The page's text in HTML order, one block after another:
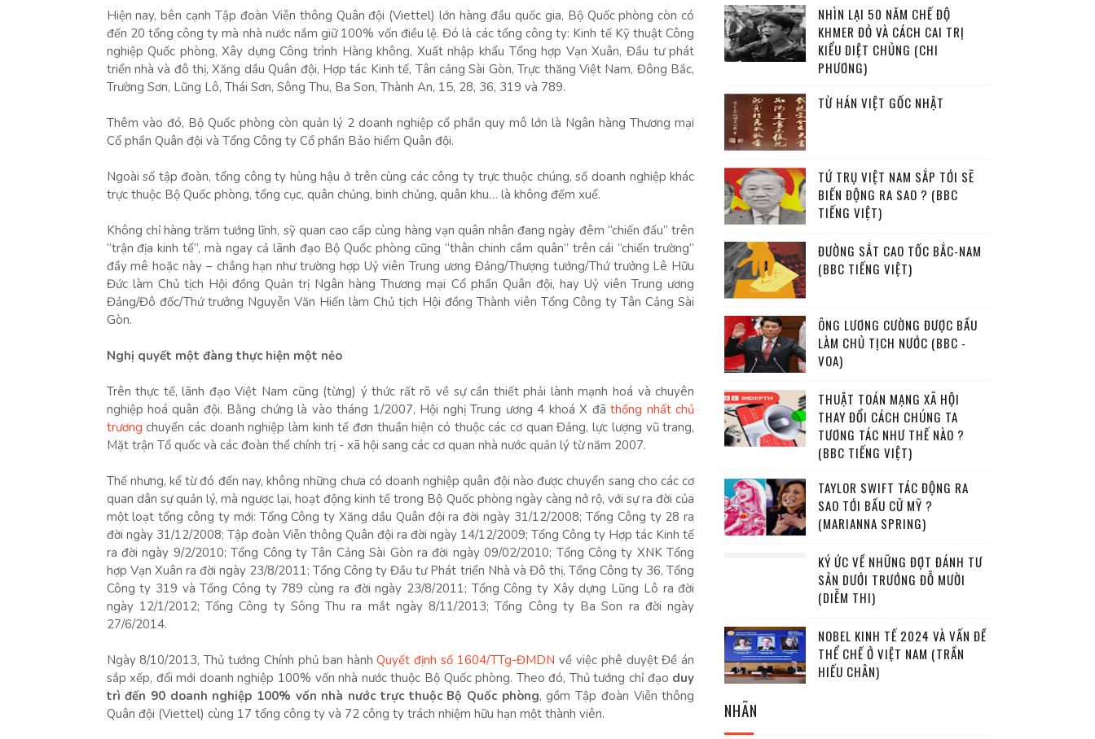
Hiện nay, bên cạnh Tập đoàn Viễn thông Quân đội (Viettel) lớn hàng đầu quốc gia, Bộ Quốc phòng còn có
đến 20 tổng công ty mà nhà nước nắm giữ 100% vốn điều lệ. Đó là các tổng công ty: Kinh tế Kỹ thuật Công
nghiệp Quốc phòng, Xây dựng Công trình Hàng không, Xuất nhập khẩu Tổng hợp Vạn Xuân, Đầu tư phát
triển nhà và đô thị, Xăng dầu Quân đội, Hợp tác Kinh tế, Tân cảng Sài Gòn, Trực thăng Việt Nam, Đông Bắc,
Trường Sơn, Lũng Lô, Thái Sơn, Sông Thu, Ba Son, Thành An, 15, 28, 36, 319 và 789.
Thêm vào đó, Bộ Quốc phòng còn quản lý 2 doanh nghiệp cổ phần quy mô lớn là Ngân hàng Thương mại
Cổ phần Quân đội và Tổng Công ty Cổ phần Bảo hiểm Quân đội.
Ngoài số tập đoàn, tổng công ty hùng hậu ở trên cùng các công ty trực thuộc chúng, số doanh nghiệp khác
trực thuộc Bộ Quốc phòng, tổng cục, quân chủng, binh chủng, quân khu… là không đếm xuể.
Không chỉ hàng trăm tướng lĩnh, sỹ quan cao cấp cùng hàng vạn quân nhân đang ngày đêm “chiến đấu” trên
“trận địa kinh tế”, mà ngay cả lãnh đạo Bộ Quốc phòng cũng “thân chinh cầm quân” trên cái “chiến trường”
đầy mê hoặc này – chẳng hạn như trường hợp Uỷ viên Trung ương Đảng/Thượng tướng/Thứ trưởng Lê Hữu
Đức làm Chủ tịch Hội đồng Quản trị Ngân hàng Thương mại Cổ phần Quân đội, hay Uỷ viên Trung ương
Đảng/Đô đốc/Thứ trưởng Nguyễn Văn Hiến làm Chủ tịch Hội đồng Thành viên Tổng Công ty Tân Cảng Sài
Gòn.
Nghị quyết một đàng thực hiện một nẻo
Trên thực tế, lãnh đạo Việt Nam cũng (từng) ý thức rất rõ về sự cần thiết phải lành mạnh hoá và chuyên
nghiệp hoá quân đội. Bằng chứng là vào tháng 1/2007, Hội nghị Trung ương 4 khoá X đãthống nhất chủ
trương chuyển các doanh nghiệp làm kinh tế đơn thuần hiện có thuộc các cơ quan Đảng, lực lượng vũ trang,
Mặt trận Tổ quốc và các đoàn thể chính trị - xã hội sang các cơ quan nhà nước quản lý từ năm 2007.
Thế nhưng, kể từ đó đến nay, không những chưa có doanh nghiệp quân đội nào được chuyển sang cho các cơ
quan dân sự quản lý, mà ngược lại, hoạt động kinh tế trong Bộ Quốc phòng ngày càng nở rộ, với sự ra đời của
một loạt tổng công ty mới: Tổng Công ty Xăng dầu Quân đội ra đời ngày 31/12/2008; Tổng Công ty 28 ra
đời ngày 31/12/2008; Tập đoàn Viễn thông Quân đội ra đời ngày 14/12/2009; Tổng Công ty Hợp tác Kinh tế
ra đời ngày 9/2/2010; Tổng Công ty Tân Cảng Sài Gòn ra đời ngày 09/02/2010; Tổng Công ty XNK Tổng
hợp Vạn Xuân ra đời ngày 23/8/2011; Tổng Công ty Đầu tư Phát triển Nhà và Đô thị, Tổng Công ty 36, Tổng
Công ty 319 và Tổng Công ty 789 cùng ra đời ngày 23/8/2011; Tổng Công ty Xây dựng Lũng Lô ra đời
ngày 12/1/2012; Tổng Công ty Sông Thu ra mắt ngày 8/11/2013; Tổng Công ty Ba Son ra đời ngày
27/6/2014.
Ngày 8/10/2013, Thủ tướng Chính phủ ban hànhQuyết định số 1604/TTg-ĐMDN về việc phê duyệt Đề án
sắp xếp, đổi mới doanh nghiệp 100% vốn nhà nước thuộc Bộ Quốc phòng. Theo đó, Thủ tướng chỉ đạo duy
trì đến 90 doanh nghiệp 100% vốn nhà nước trực thuộc Bộ Quốc phòng, gồm Tập đoàn Viễn thông
Quân đội (Viettel) cùng 17 tổng công ty và 72 công ty trách nhiệm hữu hạn một thành viên.
NHÌN LẠI 50 NĂM CHẾ ĐỘ
KHMER ĐỎ VÀ CÁCH CAI TRỊ
KIỂU DIỆT CHỦNG (CHI
PHƯƠNG)
TỪ HÁN VIỆT GỐC NHẬT
TỨ TRỤ VIỆT NAM SẮP TỚI SẼ
BIẾN ĐỘNG RA SAO ? (BBC
TIẾNG VIỆT)
ĐƯỜNG SẮT CAO TỐC BẮC-NAM
(BBC TIẾNG VIỆT)
ÔNG LƯƠNG CƯỜNG ĐƯỢC BẦU
LÀM CHỦ TỊCH NƯỚC (BBC -
VOA)
THUẬT TOÁN MẠNG XÃ HỘI
THAY ĐỔI CÁCH CHÚNG TA
TƯƠNG TÁC NHƯ THẾ NÀO ?
(BBC TIẾNG VIỆT)
TAYLOR SWIFT TÁC ĐỘNG RA
SAO TỚI BẦU CỬ MỸ ?
(MARIANNA SPRING)
KÝ ỨC VỀ NHỮNG ĐỢT ĐÁNH TƯ
SẢN DƯỚI TRƯỚNG ĐỖ MƯỜI
(DIỄM THI)
NOBEL KINH TẾ 2024 VÀ VẤN ĐỀ
THỂ CHẾ Ở VIỆT NAM (TRẦN
HIẾU CHÂN)
NHÃN